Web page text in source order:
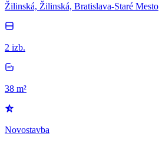
Žilinská, Žilinská, Bratislava-Staré Mesto
2 izb.
38 m²
Novostavba